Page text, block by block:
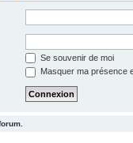
Se souvenir de moi
Masquer ma présence